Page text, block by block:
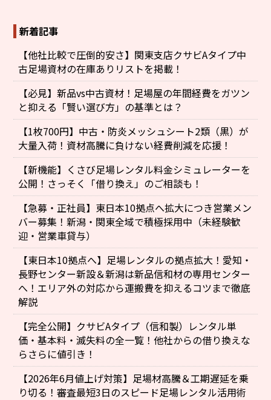
新着記事
【他社比較で圧倒的安さ】関東支店クサビAタイプ中
古足場資材の在庫ありリストを掲載！
【必見】新品vs中古資材！足場屋の年間経費をガツン
と抑える「賢い選び方」の基準とは？
【1枚700円】中古・防炎メッシュシート2類（黒）が
大量入荷！資材高騰に負けない経費削減を応援！
【新機能】くさび足場レンタル料金シミュレーターを
公開！さっそく「借り換え」のご相談も！
【急募・正社員】東日本10拠点へ拡大につき営業メン
バー募集！新潟・関東全域で積極採用中（未経験歓
迎・営業車貸与）
【東日本10拠点へ】足場レンタルの拠点拡大！愛知・
長野センター新設＆新潟は新品信和材の専用センター
へ！エリア外の対応から運搬費を抑えるコツまで徹底
解説
【完全公開】クサビAタイプ（信和製）レンタル単
価・基本料・滅失料の全一覧！他社からの借り換えな
らさらに値引き！
【2026年6月値上げ対策】足場材高騰＆工期遅延を乗
り切る！審査最短3日のスピード足場レンタル活用術